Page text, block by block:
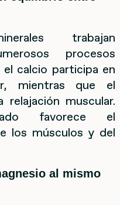
trabajan
procesos
calcio participa en
mientras que el
muscular.
favorece el
los músculos y del
al mismo